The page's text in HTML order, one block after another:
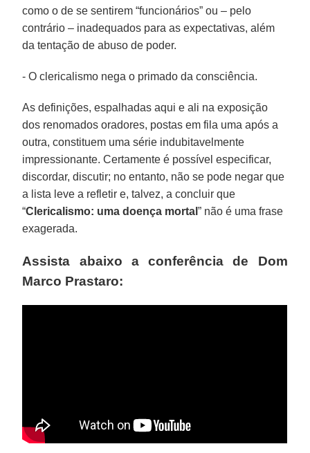
como o de se sentirem “funcionários” ou – pelo
contrário – inadequados para as expectativas, além
da tentação de abuso de poder.
- O clericalismo nega o primado da consciência.
As definições, espalhadas aqui e ali na exposição
dos renomados oradores, postas em fila uma após a
outra, constituem uma série indubitavelmente
impressionante. Certamente é possível especificar,
discordar, discutir; no entanto, não se pode negar que
a lista leve a refletir e, talvez, a concluir que
“Clericalismo: uma doença mortal” não é uma frase
exagerada.
Assista abaixo a conferência de Dom
Marco Prastaro: